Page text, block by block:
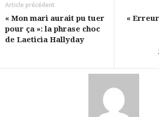
Article précédent
« Mon mari aurait pu tuer
pour ça »: la phrase choc
de Laeticia Hallyday
«